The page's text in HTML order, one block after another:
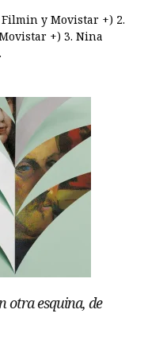
y Movistar +) 2.
+) 3. Nina
otra esquina, de